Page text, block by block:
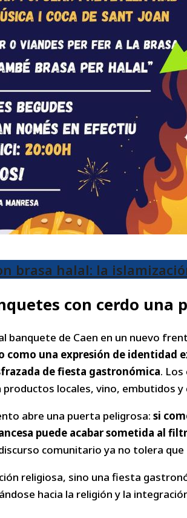
brasa halal: la
con cerdo
banquete de Caen en un nuevo
como una expresión de identidad
de fiesta gastronómica.
locales, vino, embutidos
abre una puerta peligrosa: si
puede acabar sometida al
comunitario ya no tolera
religiosa, sino una fiesta
hacia la religión y la